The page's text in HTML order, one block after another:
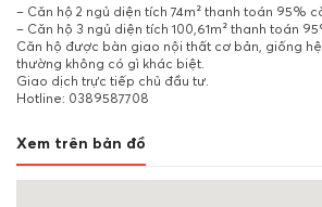
– Căn hộ 2 ngủ diện tích 74m² thanh toán 95%
– Căn hộ 3 ngủ diện tích 100,61m² thanh toán
Căn hộ được bàn giao nội thất cơ bản, giống
thường không có gì khác biệt.
Giao dịch trực tiếp chủ đầu tư.
Hotline: 0389587708
Xem trên bản đồ